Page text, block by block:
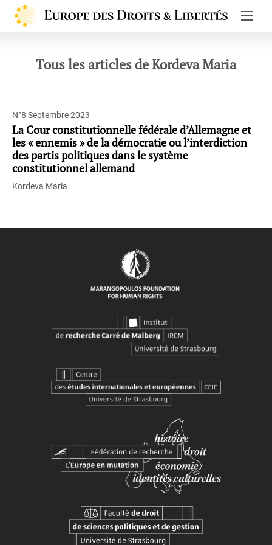
Tous les articles de Kordeva Maria
N°8 Septembre 2023
La Cour constitutionnelle fédérale d’Allemagne et
les « ennemis » de la démocratie ou l’interdiction
des partis politiques dans le système
constitutionnel allemand
Kordeva Maria